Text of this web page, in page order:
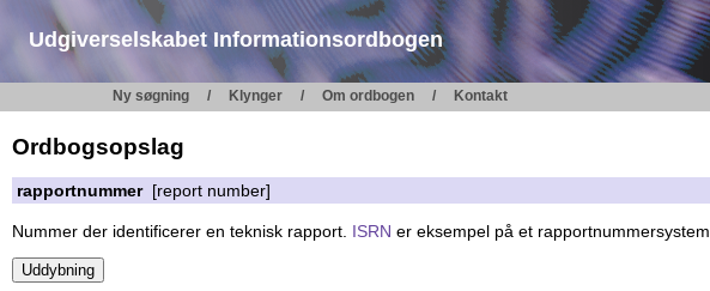
Udgiverselskabet Informationsordbogen
Ny søgning Klynger Om ordbogen Kontakt
Ordbogsopslag
rapportnummer[report number]
Nummer der identificerer en teknisk rapport. ISRN er eksempel på et rapportnummersystem.